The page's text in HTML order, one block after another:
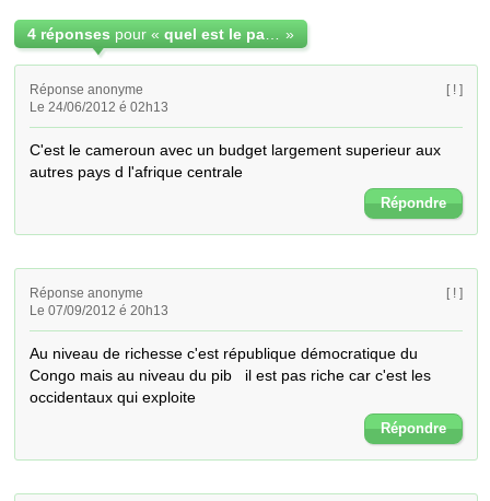
4 réponses pour « »
Réponse anonyme
Le 24/06/2012 é 02h13
[ ! ]
C'est le cameroun avec un budget largement superieur aux
autres pays d l'afrique centrale
Répondre
Réponse anonyme
Le 07/09/2012 é 20h13
[ ! ]
Au niveau de richesse c'est république démocratique du
Congo mais au niveau du pib   il est pas riche car c'est les
occidentaux qui exploite
Répondre